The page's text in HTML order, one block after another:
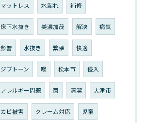
マットレス 水漏れ 補修
床下水抜き 美濃加茂 解決 病気
影響 水抜き 繁殖 快適
ジプトーン 喉 松本市 侵入
アレルギー問題 菌 清潔 大津市
カビ被害 クレーム対応 児童